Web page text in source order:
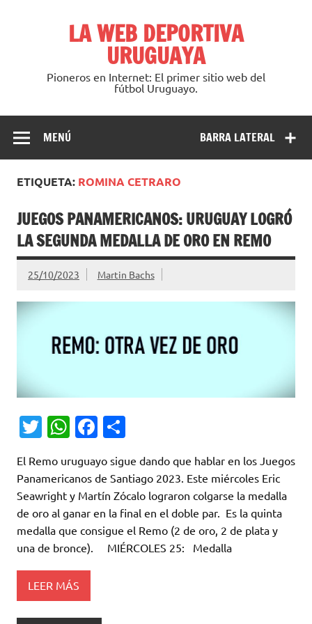
LA WEB DEPORTIVA
URUGUAYA
Pioneros en Internet: El primer sitio web del
fútbol Uruguayo.
BARRA LATERAL
MENÚ
ETIQUETA: ROMINA CETRARO
JUEGOS PANAMERICANOS: URUGUAY LOGRÓ
LA SEGUNDA MEDALLA DE ORO EN REMO
25/10/2023 Martin Bachs
T
it
te
r
W
at
s
A
p
p
Fa
e
b
o
o
k
m
p
ar
ti
r
El Remo uruguayo sigue dando que hablar en los Juegos
Panamericanos de Santiago 2023. Este miércoles Eric
Seawright y Martín Zócalo lograron colgarse la medalla
de oro al ganar en la final en el doble par. Es la quinta
medalla que consigue el Remo (2 de oro, 2 de plata y
una de bronce). MIÉRCOLES 25: Medalla
LEER MÁS